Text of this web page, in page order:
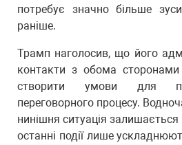
потребує значно більше
раніше.
Трамп наголосив, що його
контакти з обома
створити умови для
переговорного процесу.
нинішня ситуація
останні події лише